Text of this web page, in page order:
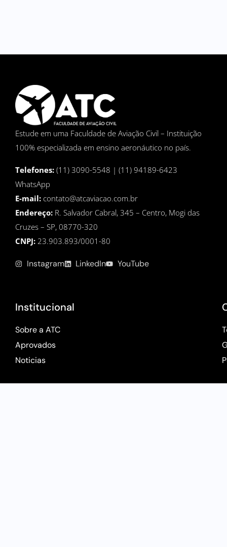
Estude em uma Faculdade de Aviação Civil – Instituição
100% especializada em ensino aeronáutico no país.
Telefones: (11) 3090-5548 | (11) 94189-6423
WhatsApp
E-mail: contato@atcaviacao.com.br
Endereço: R. Salvador Cabral, 345 – Centro, Mogi das
Cruzes – SP, 08770-320
CNPJ: 23.903.893/0001-80
Instagram LinkedIn YouTube
Institucional
Sobre a ATC
Aprovados
Noticias